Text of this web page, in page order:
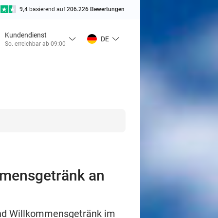
9,4 basierend auf206.226 Bewertungen
Kundendienst
So. erreichbar ab 09:00
DE
an
Willkommensgetränk im